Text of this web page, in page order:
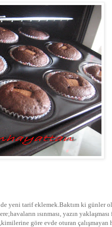
yeni tarif eklemek.Baktım ki günler
ısınması, yazın
göre evde oturan çalışmayan